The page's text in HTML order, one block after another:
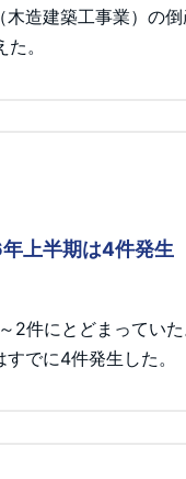
造建築工事業）の
。
上半期は4件発
2件にとどまってい
でに4件発生した。